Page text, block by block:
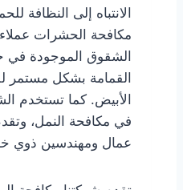
الانتباه إلى النظافة
مكافحة الحشرات
الشقوق الموجودة في
القمامة بشكل مستمر
الأبيض. كما تستخدم
في مكافحة النمل،
عمال ومهندسين ذوي